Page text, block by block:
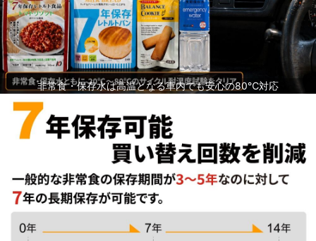
非常食・保存水は高温となる車内でも安心の80℃対応